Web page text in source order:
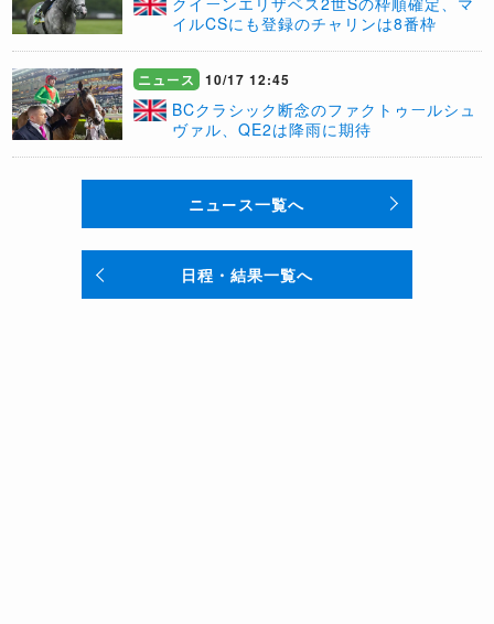
イルCSにも登録のチャリンは8番枠
ニュース 10/17 12:45
BCクラシック断念のファクトゥールシュ
ヴァル、QE2は降雨に期待
ニュース一覧へ
日程・結果一覧へ